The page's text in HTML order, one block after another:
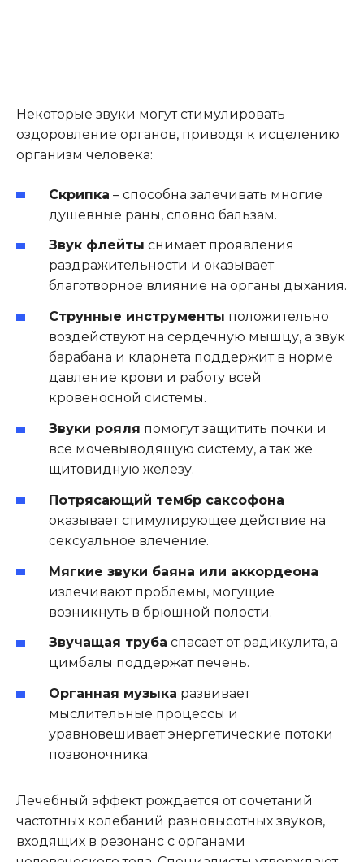
Некоторые звуки могут стимулировать
оздоровление органов, приводя к исцелению
организм человека:
Скрипка – способна залечивать многие
душевные раны, словно бальзам.
Звук флейты снимает проявления
раздражительности и оказывает
благотворное влияние на органы дыхания.
Струнные инструменты положительно
воздействуют на сердечную мышцу, а звук
барабана и кларнета поддержит в норме
давление крови и работу всей
кровеносной системы.
Звуки рояля помогут защитить почки и
всё мочевыводящую систему, а так же
щитовидную железу.
Потрясающий тембр саксофона
оказывает стимулирующее действие на
сексуальное влечение.
Мягкие звуки баяна или аккордеона
излечивают проблемы, могущие
возникнуть в брюшной полости.
Звучащая труба спасает от радикулита, а
цимбалы поддержат печень.
Органная музыка развивает
мыслительные процессы и
уравновешивает энергетические потоки
позвоночника.
Лечебный эффект рождается от сочетаний
частотных колебаний разновысотных звуков,
входящих в резонанс с органами